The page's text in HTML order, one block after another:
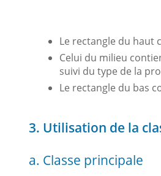
Le rectangle du haut
Celui du milieu
suivi du type de la
Le rectangle du bas
3. Utilisation de la
a. Classe principale